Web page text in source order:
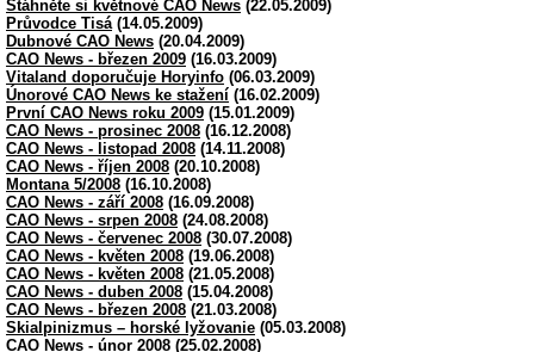
Stáhněte si květnové CAO News (22.05.2009)
Průvodce Tisá(14.05.2009)
Dubnové CAO News (20.04.2009)
CAO News - březen 2009 (16.03.2009)
Vitaland doporučuje Horyinfo (06.03.2009)
Únorové CAO News ke stažení (16.02.2009)
První CAO News roku 2009 (15.01.2009)
CAO News - prosinec 2008 (16.12.2008)
CAO News - listopad 2008 (14.11.2008)
CAO News - říjen 2008 (20.10.2008)
Montana 5/2008 (16.10.2008)
CAO News - září 2008 (16.09.2008)
CAO News - srpen 2008 (24.08.2008)
CAO News - červenec 2008 (30.07.2008)
CAO News - květen 2008 (19.06.2008)
CAO News - květen 2008 (21.05.2008)
CAO News - duben 2008 (15.04.2008)
CAO News - březen 2008 (21.03.2008)
Skialpinizmus – horské lyžovanie (05.03.2008)
CAO News - únor 2008 (25.02.2008)